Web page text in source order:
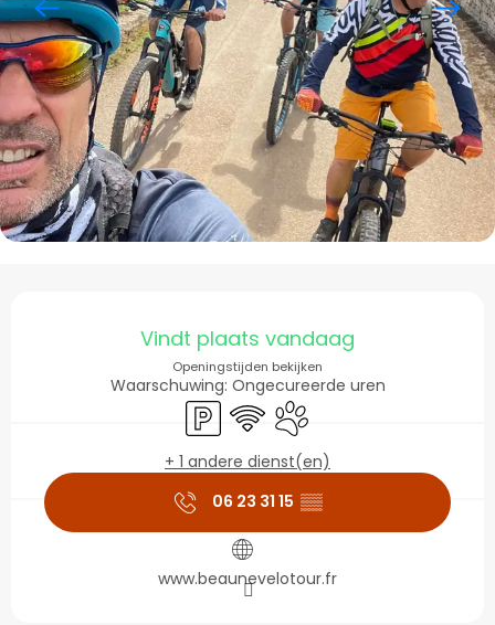
Openingstijden en
Vindt plaats vandaag
Openingstijden bekijken
Waarschuwing: Ongecureerde uren
Parkeerplaats
Wifi Dieren toegelaten
+ 1 andere dienst(en)
06 23 31 15 ▒▒
www.beaunevelotour.fr